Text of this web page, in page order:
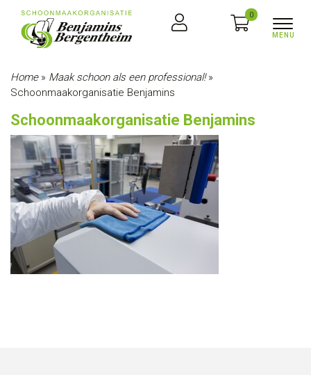
0
Home» Maak schoon als een professional!»
Schoonmaakorganisatie Benjamins
Schoonmaakorganisatie Benjamins